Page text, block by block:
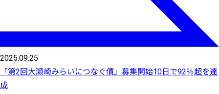
2025.09.25
「第2回大瀬崎みらいにつなぐ債」募集開始10日で92％超を達
成